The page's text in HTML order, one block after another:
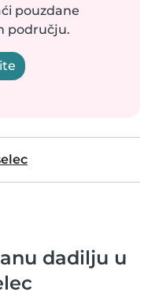
pouzdane
području.
dadilju u